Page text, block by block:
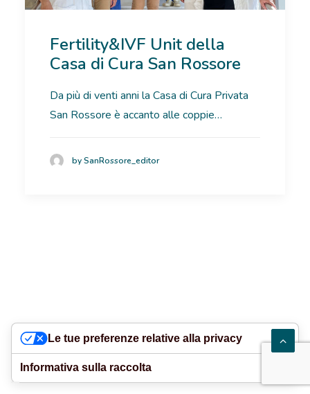
CASA DI CURA
I NOSTRI MEDICI
RICOVERI
Fertility&IVF Unit della
Casa di Cura San Rossore
Da più di venti anni la Casa di Cura Privata
San Rossore è accanto alle coppie…
by SanRossore_editor
Le tue preferenze relative alla privacy
Informativa sulla raccolta